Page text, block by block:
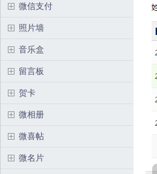
微信支付
照片墙
音乐盒
留言板
贺卡
微相册
微喜帖
微名片